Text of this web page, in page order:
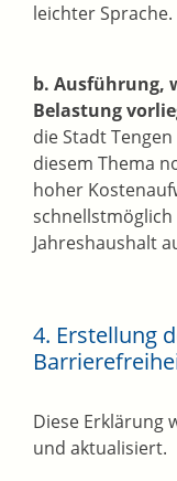
leichter Sprache.
b. Ausführung,
Belastung
die Stadt Tengen
diesem Thema
hoher
schnellstmöglich
Jahreshaushalt
4. Erstellung
Diese Erklärung
und aktualisiert.